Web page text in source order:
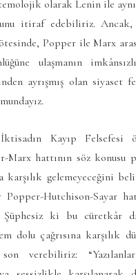
olarak Lenin ile
itiraf edebiliriz.
Popper ile Marx
ulaşmanın
ayrışmış olan siyaset
Kayıp Felsefesi
Marx hattının söz konusu
karşılık gelemeyeceğini
Popper-Hutchison-Sayar
Şüphesiz ki bu cüretkâr
dolu çağrısına karşılık
verebiliriz: